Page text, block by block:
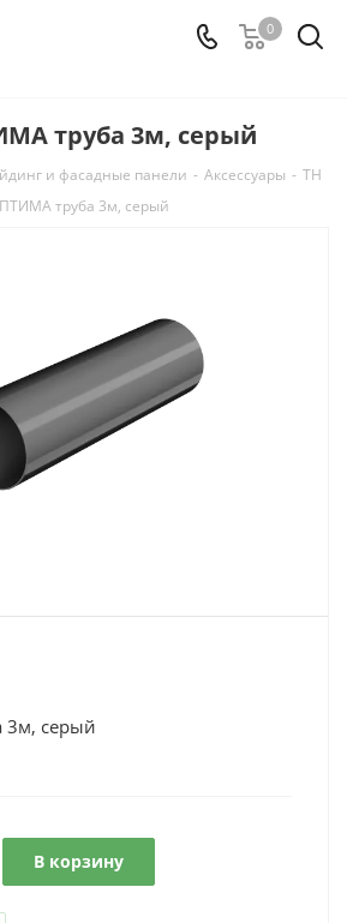
0
труба 3м, серый
и фасадные панели - Аксессуары - ТН
труба 3м, серый
серый
В корзину